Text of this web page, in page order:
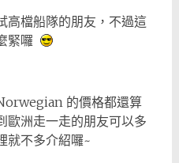
高檔船隊的朋友，不過這
緊囉
的價格都還算
歐洲走一走的朋友可以多
就不多介紹囉~